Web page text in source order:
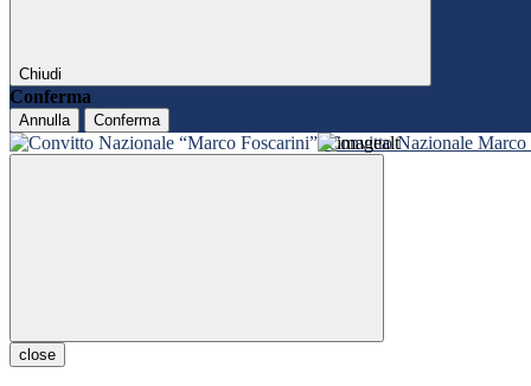
Chiudi
Conferma
Annulla Conferma
Convitto Nazionale Marco
close